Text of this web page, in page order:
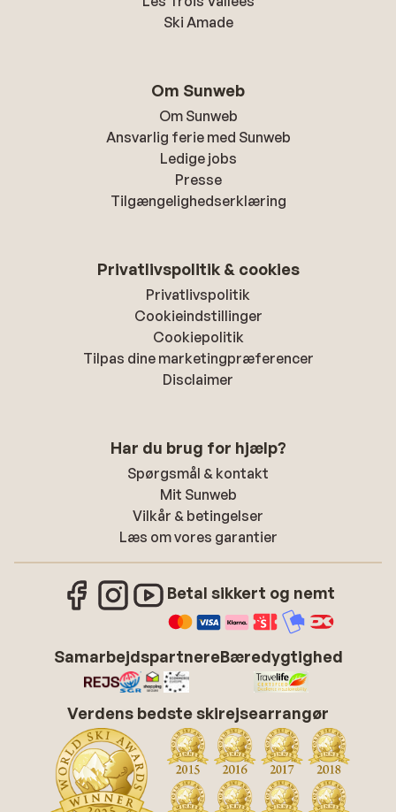
Ski Amade
Om Sunweb
Om Sunweb
Ansvarlig ferie med Sunweb
Ledige jobs
Presse
Tilgængelighedserklæring
Privatlivspolitik & cookies
Privatlivspolitik
Cookieindstillinger
Cookiepolitik
Tilpas dine marketingpræferencer
Disclaimer
Har du brug for hjælp?
Spørgsmål & kontakt
Mit Sunweb
Vilkår & betingelser
Læs om vores garantier
Betal sikkert og nemt
SamarbejdspartnereBæredygtighed
Verdens bedste skirejsearrangør